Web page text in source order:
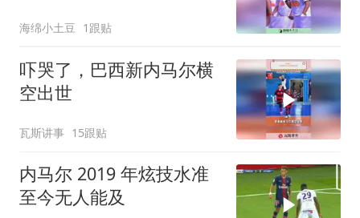
海绵小土豆 1跟贴
吓哭了，巴西新内马尔横
空出世
瓦斯讲事 15跟贴
内马尔 2019 年炫技水准
至今无人能及